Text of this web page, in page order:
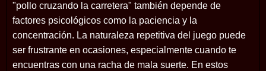
"pollo cruzando la carretera" también depende de
factores psicológicos como la paciencia y la
concentración. La naturaleza repetitiva del juego puede
ser frustrante en ocasiones, especialmente cuando te
encuentras con una racha de mala suerte. En estos